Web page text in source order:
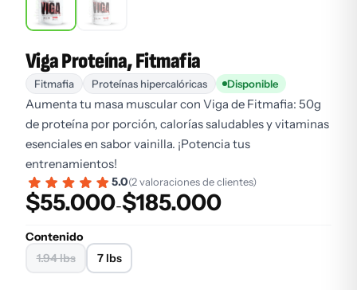
Viga Proteína, Fitmafia
Fitmafia Proteínas hipercalóricas Disponible
Aumenta tu masa muscular con Viga de Fitmafia: 50g
de proteína por porción, calorías saludables y vitaminas
esenciales en sabor vainilla. ¡Potencia tus
entrenamientos!
5.0(2 valoraciones de clientes)
$55.000-$185.000
Rango de precios: desde $55.000 hasta $185.000
Contenido
1.94 lbs
7 lbs